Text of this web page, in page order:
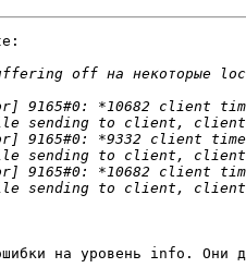
на уровень info. Они